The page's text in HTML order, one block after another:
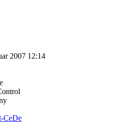
2007 12:14
CeDe